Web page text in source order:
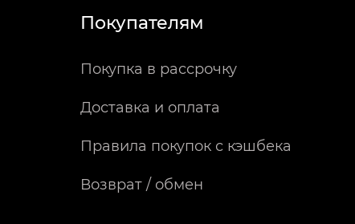
Покупателям
Покупка в рассрочку
Доставка и оплата
Правила покупок с кэшбека
Возврат / обмен